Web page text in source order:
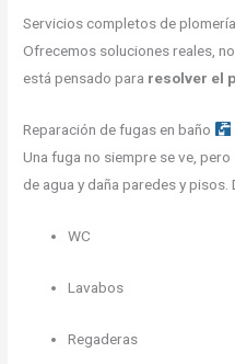
Servicios completos de
Ofrecemos soluciones reales,
está pensado para resolver el
Reparación de fugas en baño
Una fuga no siempre se ve,
de agua y daña paredes y
WC
Lavabos
Regaderas